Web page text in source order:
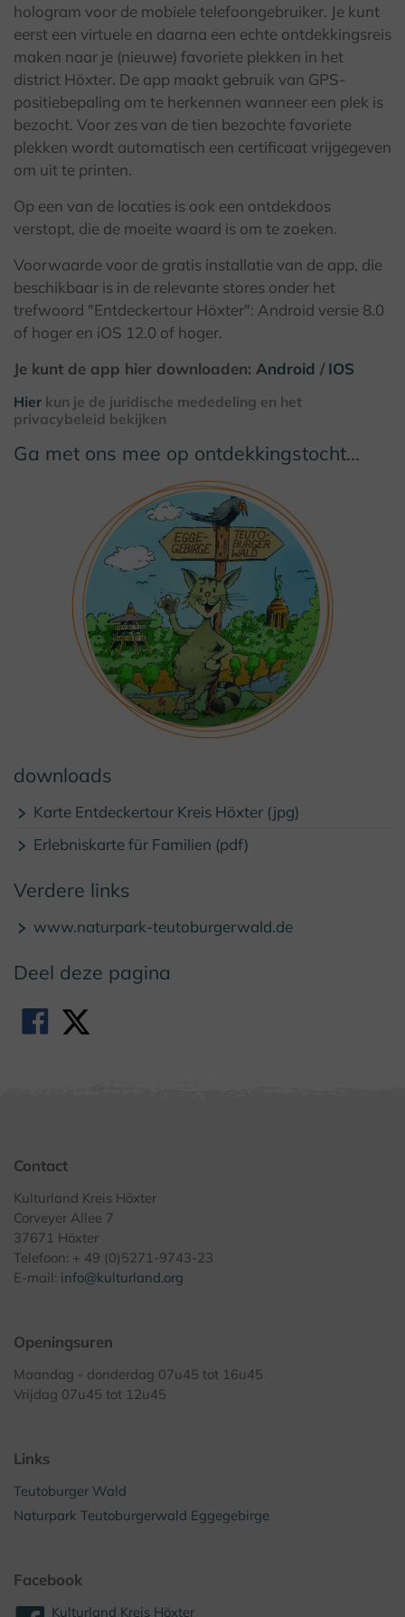
hologram voor de mobiele telefoongebruiker. Je kunt
eerst een virtuele en daarna een echte ontdekkingsreis
maken naar je (nieuwe) favoriete plekken in het
district Höxter. De app maakt gebruik van GPS-
positiebepaling om te herkennen wanneer een plek is
bezocht. Voor zes van de tien bezochte favoriete
plekken wordt automatisch een certificaat vrijgegeven
om uit te printen.
Op een van de locaties is ook een ontdekdoos
verstopt, die de moeite waard is om te zoeken.
Voorwaarde voor de gratis installatie van de app, die
beschikbaar is in de relevante stores onder het
trefwoord "Entdeckertour Höxter": Android versie 8.0
of hoger en iOS 12.0 of hoger.
Je kunt de app hier downloaden: Android / IOS
Hier kun je de juridische mededeling en het
privacybeleid bekijken
Ga met ons mee op ontdekkingstocht...
© Naturpark Teutoburger Wald/Eggegebirge
downloads
Karte Entdeckertour Kreis Höxter (jpg)
Erlebniskarte für Familien (pdf)
Verdere links
www.naturpark-teutoburgerwald.de
Deel deze pagina
Contact
Kulturland Kreis Höxter
Corveyer Allee 7
37671 Höxter
Telefoon: + 49 (0)5271-9743-23
E-mail: info@kulturland.org
Openingsuren
Maandag - donderdag 07u45 tot 16u45
Vrijdag 07u45 tot 12u45
Links
Teutoburger Wald
Naturpark Teutoburgerwald Eggegebirge
Facebook
Kulturland Kreis Höxter